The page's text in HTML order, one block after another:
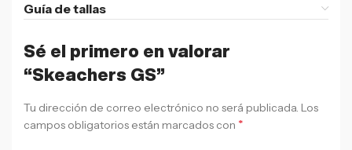
Guía de tallas
Sé el primero en valorar
“Skeachers GS”
Tu dirección de correo electrónico no será publicada. Los
campos obligatorios están marcados con *